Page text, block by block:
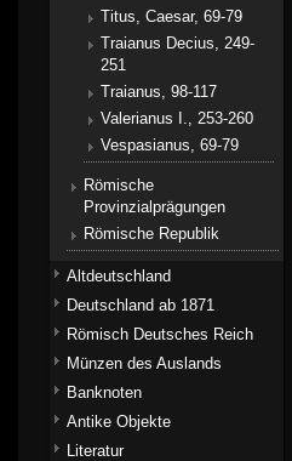
Titus, Caesar, 69-79
Traianus Decius, 249-
251
Traianus, 98-117
Valerianus I., 253-260
Vespasianus, 69-79
Römische
Provinzialprägungen
Römische Republik
Altdeutschland
Deutschland ab 1871
Römisch Deutsches Reich
Münzen des Auslands
Banknoten
Antike Objekte
Literatur